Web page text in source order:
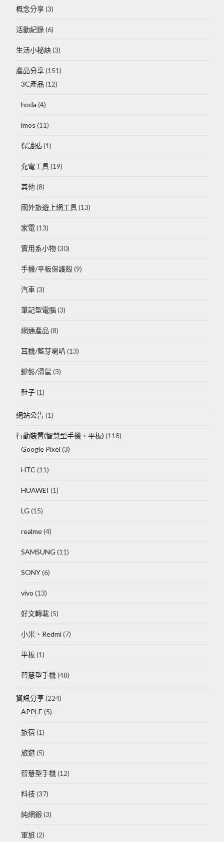
概念分享(3)
活動紀錄(6)
生活小秘訣(3)
產品分享(151)
3C產品 (12)
hoda (4)
imos (11)
保護貼(1)
充電工具(19)
其他 (8)
國外旅遊上網工具(13)
家電 (13)
實用系小物(30)
手機/平板保護殼(9)
汽車 (3)
筆記型電腦(3)
網通產品 (8)
耳機/藍芽喇叭 (13)
鍵盤/滑鼠 (3)
鞋子(1)
網站公告(1)
行動裝置(智慧型手機、平板) (118)
Google Pixel (3)
HTC (11)
HUAWEI (1)
LG (15)
realme(4)
SAMSUNG (11)
SONY(6)
vivo (13)
好文轉載(5)
小米、Redmi(7)
平板(1)
智慧型手機 (48)
資訊分享(224)
APPLE (5)
旅宿 (1)
旅遊(5)
智慧型手機 (12)
科技 (37)
純網銀 (3)
軍旅(2)